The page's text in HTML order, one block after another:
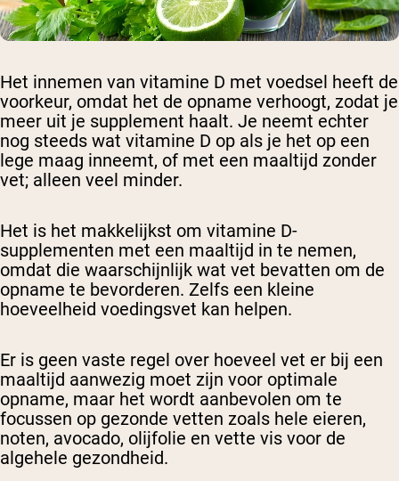
Het innemen van vitamine D met voedsel heeft de
voorkeur, omdat het de opname verhoogt, zodat je
meer uit je supplement haalt. Je neemt echter
nog steeds wat vitamine D op als je het op een
lege maag inneemt, of met een maaltijd zonder
vet; alleen veel minder.
Het is het makkelijkst om vitamine D-
supplementen met een maaltijd in te nemen,
omdat die waarschijnlijk wat vet bevatten om de
opname te bevorderen. Zelfs een kleine
hoeveelheid voedingsvet kan helpen.
Er is geen vaste regel over hoeveel vet er bij een
maaltijd aanwezig moet zijn voor optimale
opname, maar het wordt aanbevolen om te
focussen op gezonde vetten zoals hele eieren,
noten, avocado, olijfolie en vette vis voor de
algehele gezondheid.